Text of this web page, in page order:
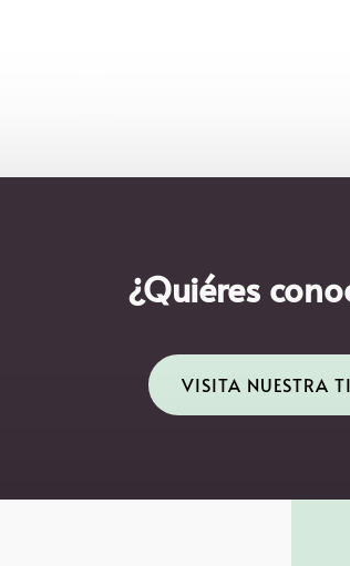
¿Quiéres
VISITA NUESTRA